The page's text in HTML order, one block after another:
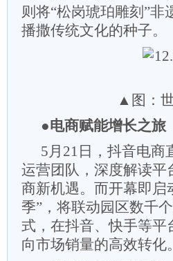
则将“松岗琥珀雕刻”
播撒传统文化的种子。
▲图：
●电商赋能增长之旅
5月21日，抖音电商
运营团队，深度解读
商新机遇。而开幕即
季”，将联动园区数千
式，在抖音、快手等
向市场销量的高效转化。